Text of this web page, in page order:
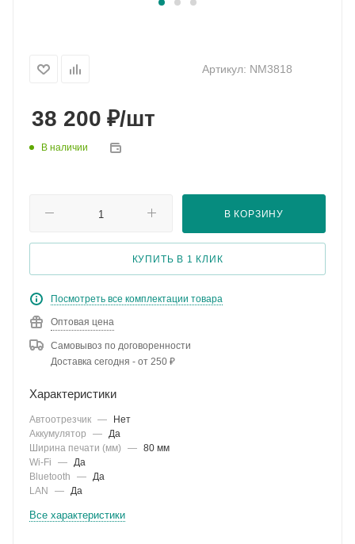
Артикул: NM3818
38 200 ₽/шт
В наличии
В КОРЗИНУ
КУПИТЬ В 1 КЛИК
Посмотреть все комплектации товара
Оптовая цена
Самовывоз по договоренности
Доставка сегодня - от 250 ₽
Характеристики
Автоотрезчик —
Нет
Аккумулятор
— Да
Ширина печати (мм)
— 80 мм
Wi-Fi
— Да
Bluetooth
— Да
LAN
— Да
Все характеристики